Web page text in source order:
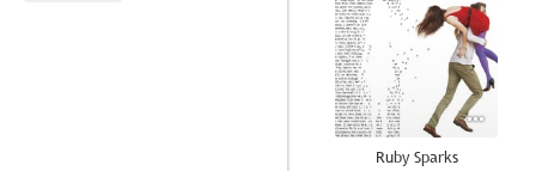
Ruby Sparks